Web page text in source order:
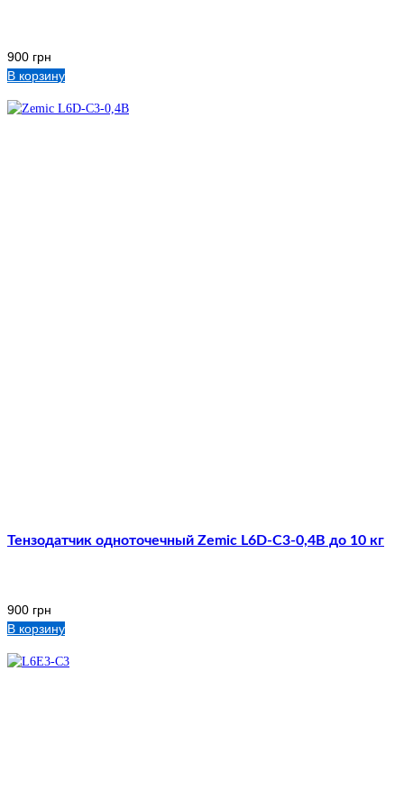
900 грн
В корзину
Тензодатчик одноточечный Zemic L6D-C3-0,4B до 10 кг
900 грн
В корзину